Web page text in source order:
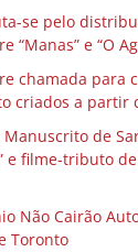
se pelo
e “O
chamada para
criados a partir
de
e filme-tributo
Não Cairão
Toronto